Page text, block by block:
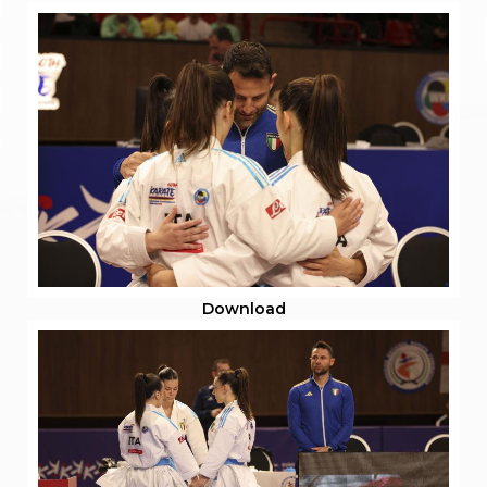
S'istrumpa
News
Calendario Attività
Difesa Personale MGA
La disciplina
News
Merchandising
Mappa del sito
Cerca
Contatti
News
Cookies Accept
Newsletter
Catalogo formativo
Webinar
Corsi Monotematici
Corsi di Specializzazione
Corsi FIJLKAM-FISDIR
Corsi Preparatore Fisico
Edutraining class - Didattica infantile
Corso dirigenti sportivi
Corso Direttore di Gara
Download